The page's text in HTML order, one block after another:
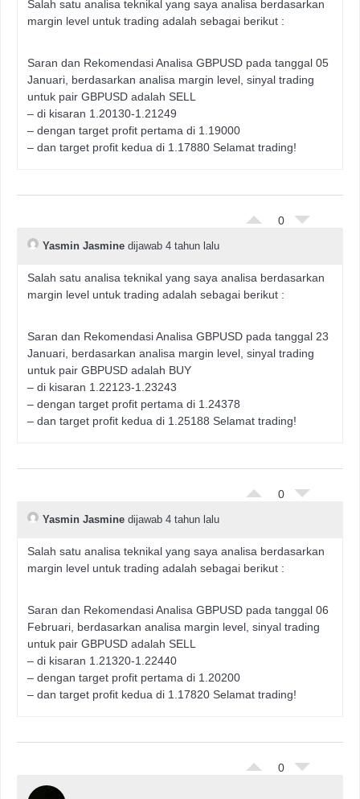
Salah satu analisa teknikal yang saya analisa berdasarkan
margin level untuk trading adalah sebagai berikut :
Saran dan Rekomendasi Analisa GBPUSD pada tanggal 05
Januari, berdasarkan analisa margin level, sinyal trading
untuk pair GBPUSD adalah SELL
– di kisaran 1.20130-1.21249
– dengan target profit pertama di 1.19000
– dan target profit kedua di 1.17880 Selamat trading!
0
Yasmin Jasmine dijawab 4 tahun lalu
Salah satu analisa teknikal yang saya analisa berdasarkan
margin level untuk trading adalah sebagai berikut :
Saran dan Rekomendasi Analisa GBPUSD pada tanggal 23
Januari, berdasarkan analisa margin level, sinyal trading
untuk pair GBPUSD adalah BUY
– di kisaran 1.22123-1.23243
– dengan target profit pertama di 1.24378
– dan target profit kedua di 1.25188 Selamat trading!
0
Yasmin Jasmine dijawab 4 tahun lalu
Salah satu analisa teknikal yang saya analisa berdasarkan
margin level untuk trading adalah sebagai berikut :
Saran dan Rekomendasi Analisa GBPUSD pada tanggal 06
Februari, berdasarkan analisa margin level, sinyal trading
untuk pair GBPUSD adalah SELL
– di kisaran 1.21320-1.22440
– dengan target profit pertama di 1.20200
– dan target profit kedua di 1.17820 Selamat trading!
0